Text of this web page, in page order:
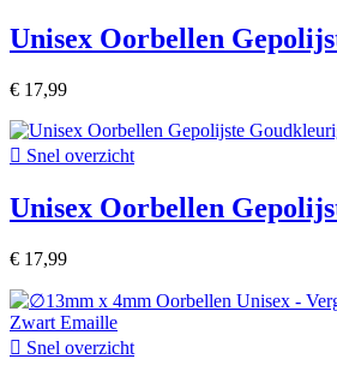
Unisex Oorbellen
€ 17,99
 Snel overzicht
Unisex Oorbellen
€ 17,99
 Snel overzicht